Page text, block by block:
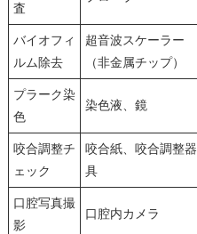
査
バイオフィ
ルム除去
超音波スケーラー
（非金属チップ）
プラーク染
色
染色液、鏡
咬合調整チ
ェック
咬合紙、咬合調整器
具
口腔写真撮
影
口腔内カメラ